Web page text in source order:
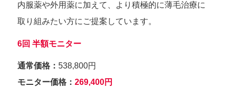
内服薬や外用薬に加えて、より積極的に薄毛治療に
取り組みたい方にご提案しています。
6回 半額モニター
通常価格： 538,800円
モニター価格： 269,400円